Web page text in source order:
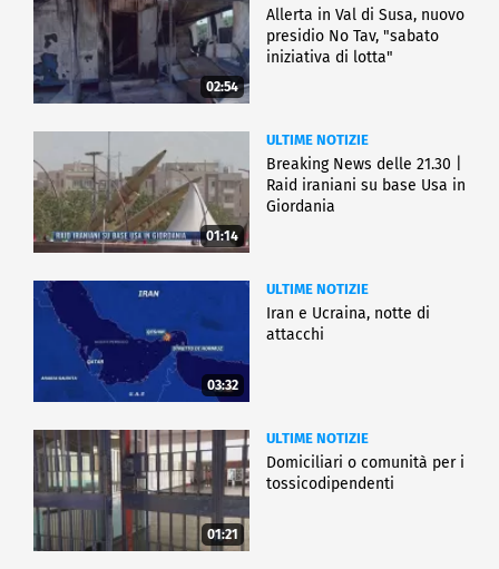
02:54
Allerta in Val di Susa, nuovo
presidio No Tav, "sabato
iniziativa di lotta"
01:14
ULTIME NOTIZIE
Breaking News delle 21.30 |
Raid iraniani su base Usa in
Giordania
03:32
ULTIME NOTIZIE
Iran e Ucraina, notte di
attacchi
01:21
ULTIME NOTIZIE
Domiciliari o comunità per i
tossicodipendenti